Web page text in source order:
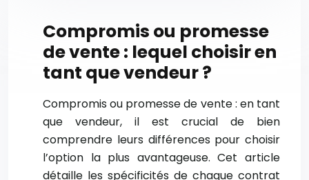
Compromis ou promesse
de vente : lequel choisir en
tant que vendeur ?
Compromis ou promesse de vente : en tant
que vendeur, il est crucial de bien
comprendre leurs différences pour choisir
l’option la plus avantageuse. Cet article
détaille les spécificités de chaque contrat